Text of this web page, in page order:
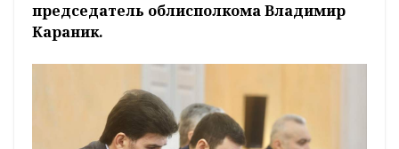
председатель облисполкома Владимир
Караник.